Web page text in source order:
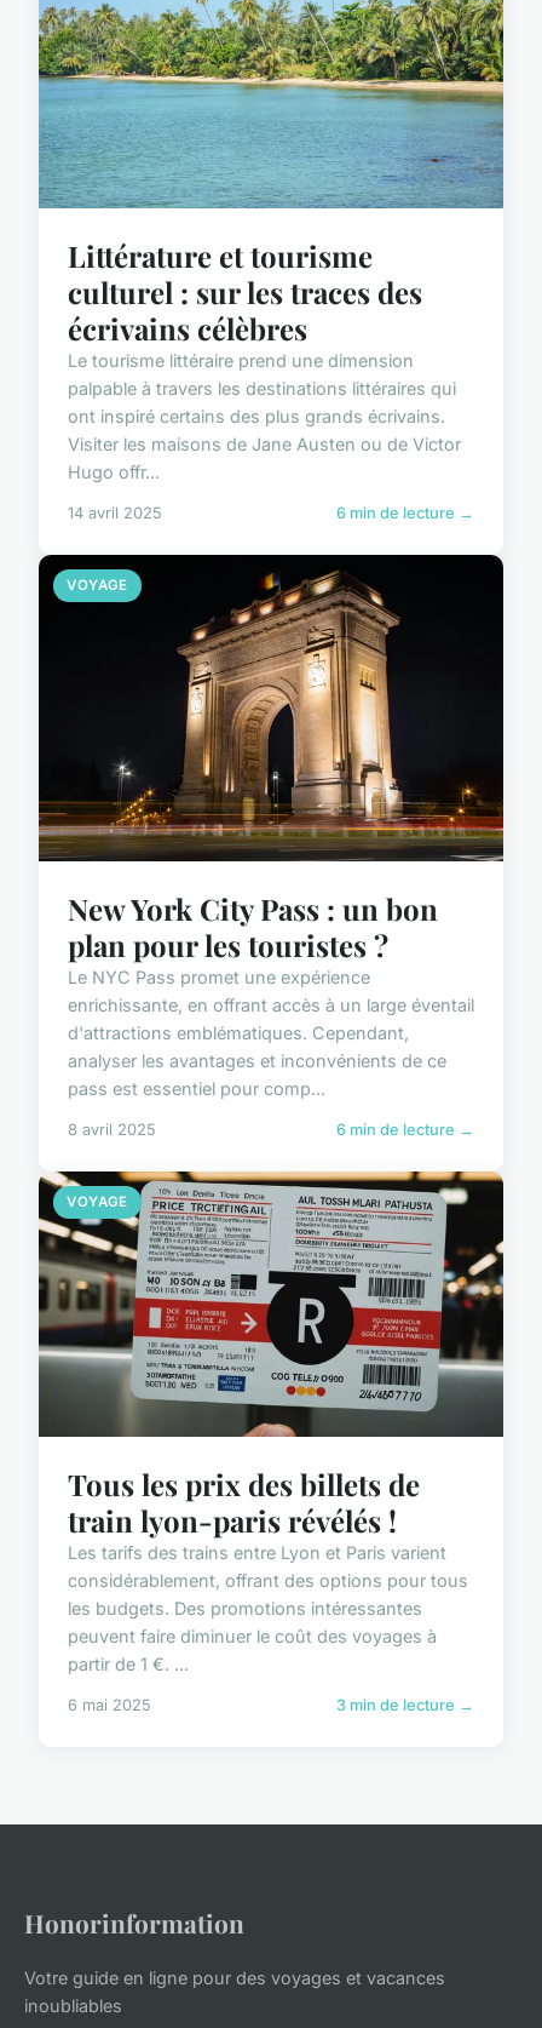
Littérature et tourisme
culturel : sur les traces des
écrivains célèbres
Le tourisme littéraire prend une dimension
palpable à travers les destinations littéraires qui
ont inspiré certains des plus grands écrivains.
Visiter les maisons de Jane Austen ou de Victor
Hugo offr...
14 avril 2025 6 min de lecture →
VOYAGE
New York City Pass : un bon
plan pour les touristes ?
Le NYC Pass promet une expérience
enrichissante, en offrant accès à un large éventail
d'attractions emblématiques. Cependant,
analyser les avantages et inconvénients de ce
pass est essentiel pour comp...
8 avril 2025 6 min de lecture →
VOYAGE
Tous les prix des billets de
train lyon-paris révélés !
Les tarifs des trains entre Lyon et Paris varient
considérablement, offrant des options pour tous
les budgets. Des promotions intéressantes
peuvent faire diminuer le coût des voyages à
partir de 1 €. ...
6 mai 2025 3 min de lecture →
Honorinformation
Votre guide en ligne pour des voyages et vacances
inoubliables